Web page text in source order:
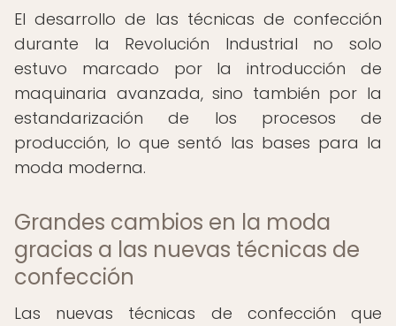
El desarrollo de las técnicas de confección
durante la Revolución Industrial no solo
estuvo marcado por la introducción de
maquinaria avanzada, sino también por la
estandarización de los procesos de
producción, lo que sentó las bases para la
moda moderna.
Grandes cambios en la moda
gracias a las nuevas técnicas de
confección
Las nuevas técnicas de confección que